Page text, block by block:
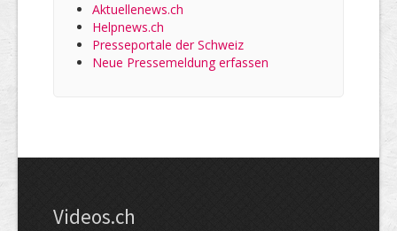
Aktuellenews.ch
Helpnews.ch
Presseportale der Schweiz
Neue Pressemeldung erfassen
Videos.ch